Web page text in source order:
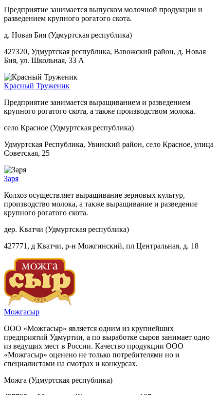
Предприятие занимается выпуском молочной продукции и
разведением крупного рогатого скота.
д. Новая Бия (Удмуртская республика)
427320, Удмуртская республика, Вавожский район, д. Новая
Бия, ул. Школьная, 33 А
Красный Труженик
Предприятие занимается выращиванием и разведением
крупного рогатого скота, а также производством молока.
село Красное (Удмуртская республика)
Удмуртская Республика, Увинский район, село Красное, улица
Советская, 25
Заря
Колхоз осуществляет выращивание зерновых культур,
производство молока, а также выращивание и разведение
крупного рогатого скота.
дер. Кватчи (Удмуртская республика)
427771, д Кватчи, р-н Можгинский, пл Центральная, д. 18
Можгасыр
ООО «Можгасыр» является одним из крупнейших
предприятий Удмуртии, а по выработке сыров занимает одно
из ведущих мест в России. Качество продукции ООО
«Можгасыр» оценено не только потребителями но и
специалистами на смотрах и конкурсах.
Можга (Удмуртская республика)